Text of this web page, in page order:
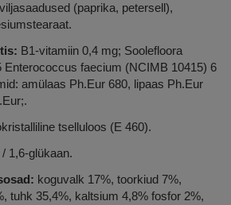
(paprika, petersell),
B1-vitamiin 0,4 mg; Soolefloora
Enterococcus faecium (NCIMB 10415) 6
amülaas Ph.Eur 680, lipaas Ph.Eur
tselluloos (E 460).
1,6-glükaan.
koguvalk 17%, toorkiud 7%,
tuhk 35,4%, kaltsium 4,8% fosfor 2%,